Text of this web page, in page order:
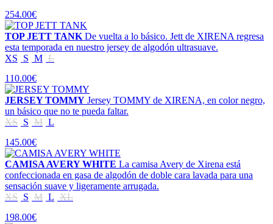
254.00€
TOP JETT TANK De vuelta a lo básico. Jett de XIRENA regresa
esta temporada en nuestro jersey de algodón ultrasuave.
XS
S M L
110.00€
JERSEY TOMMY Jersey TOMMY de XIRENA, en color negro,
un básico que no te pueda faltar.
XS S M L
145.00€
CAMISA AVERY WHITE La camisa Avery de Xirena está
confeccionada en gasa de algodón de doble cara lavada para una
sensación suave y ligeramente arrugada.
XS S M L XL
198.00€